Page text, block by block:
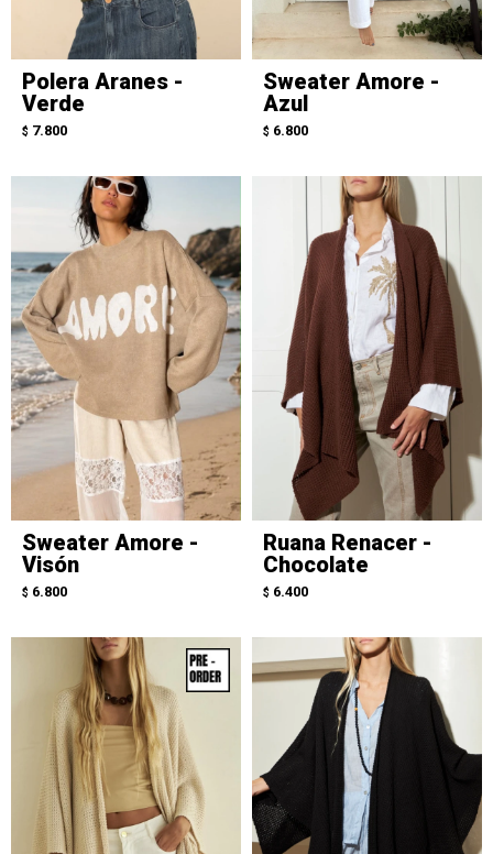
Polera Aranes -
Verde
$ 7.800
Sweater Amore -
Azul
$ 6.800
Sweater Amore -
Visón
$ 6.800
Ruana Renacer -
Chocolate
$ 6.400